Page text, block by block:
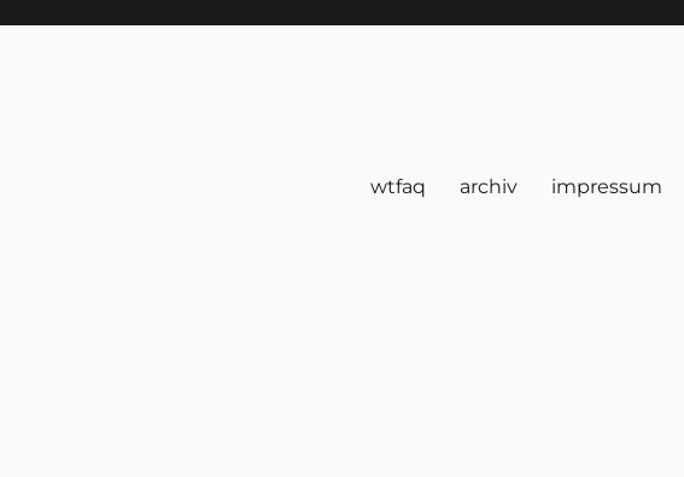
wtfaq archiv impressum